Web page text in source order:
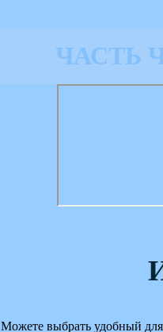
ЧАСТЬ
Можете выбрать удобный